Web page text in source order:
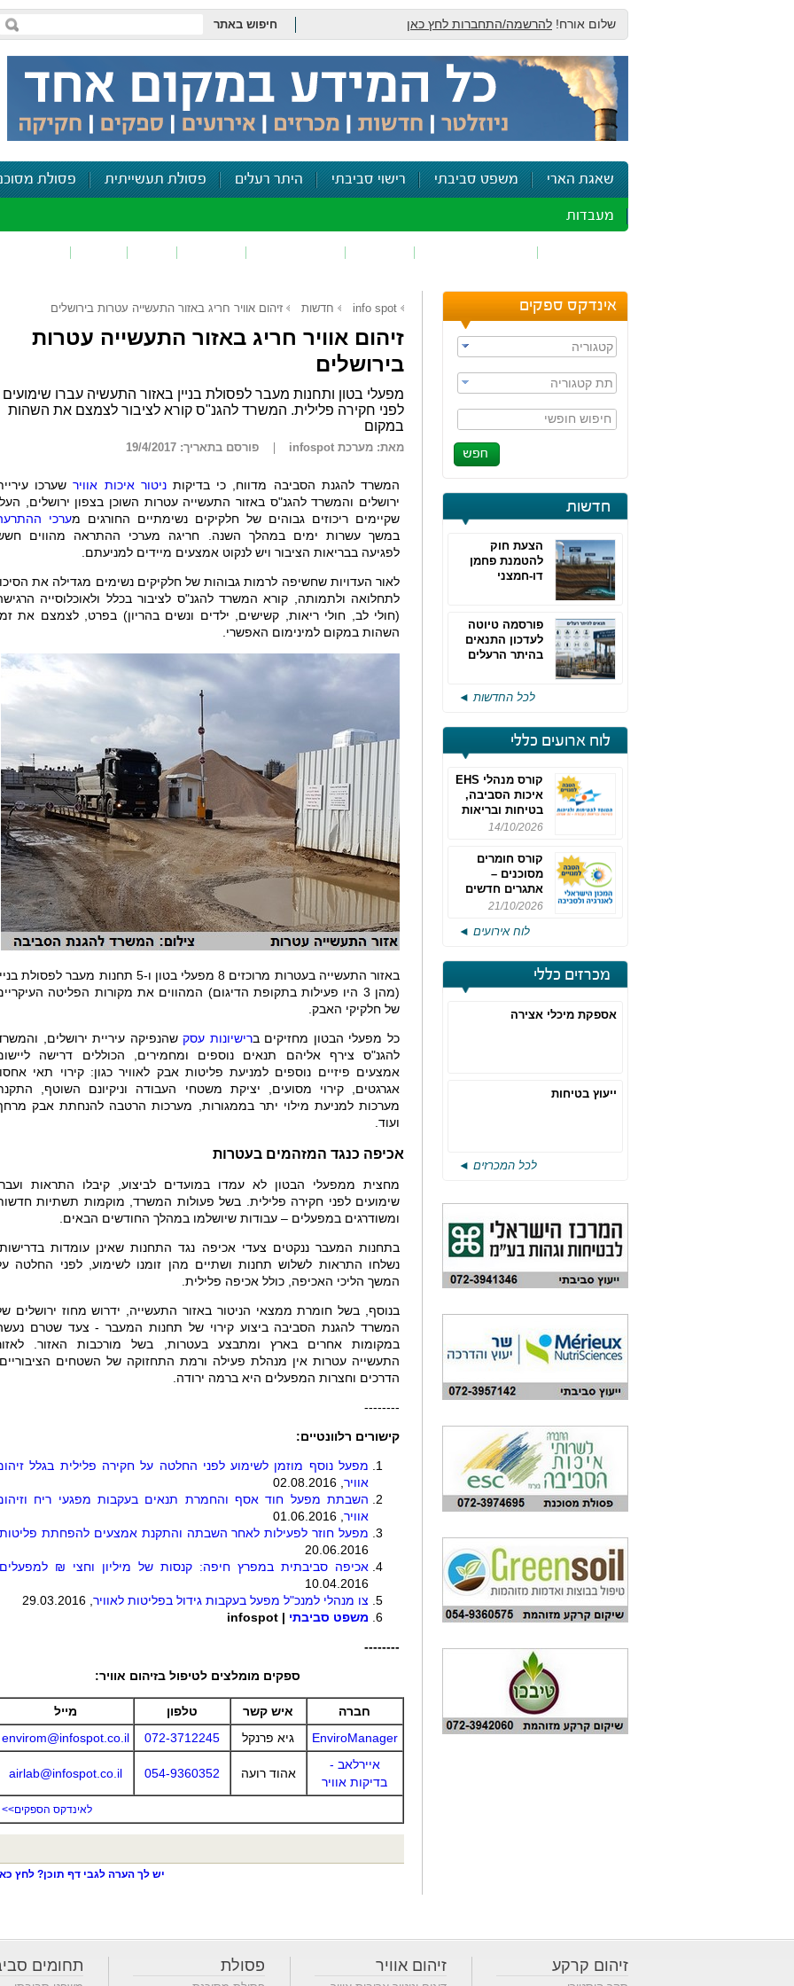
שלום אורח! להרשמה/התחברות לחץ כאן חיפוש באתר
שאגת הארי משפט סביבתי רישוי סביבתי היתר רעלים פסולת תעשייתית פסולת
מעבדות
אינדקס ספקים
קטגוריה
תת קטגוריה
חיפוש חופשי
חדשות
הצעת חוק
להטמנת פחמן
דו-חמצני
פורסמה טיוטה
לעדכון התנאים
בהיתר הרעלים
לכל החדשות ◄
לוח ארועים כללי
קורס מנהלי EHS
איכות הסביבה,
בטיחות ובריאות
תעסוקתית
14/10/2026
קורס חומרים
מסוכנים –
אתגרים חדשים
והערכות לחוק
מחזור 4
21/10/2026
לוח אירועים ◄
מכרזים כללי
אספקת מיכלי אצירה
ייעוץ בטיחות
לכל המכרזים ◄
info spot חדשות זיהום אוויר חריג באזור התעשייה עטרות בירושלים
זיהום אוויר חריג באזור התעשייה עטרות
בירושלים
מפעלי בטון ותחנות מעבר לפסולת בניין באזור התעשיה עברו שימועים
לפני חקירה פלילית. המשרד להגנ"ס קורא לציבור לצמצם את השהות
במקום
מאת: מערכת infospot פורסם בתאריך: 19/4/2017
המשרד להגנת הסביבה מדווח, כי בדיקותניטור איכות אווירשערכו
ירושלים והמשרד להגנ"ס באזור התעשייה עטרות השוכן בצפון ירושלים,
שקיימים ריכוזים גבוהים של חלקיקים נשימתיים החורגים מערכי
במשך עשרות ימים במהלך השנה. חריגה מערכי ההתראה מהווים
לפגיעה בבריאות הציבור ויש לנקוט אמצעים מיידים למניעתם.
לאור העדויות שחשיפה לרמות גבוהות של חלקיקים נשימים מגדילה את
לתחלואה ולתמותה, קורא המשרד להגנ"ס לציבור בכלל ולאוכלוסייה
(חולי לב, חולי ריאות, קשישים, ילדים ונשים בהריון) בפרט, לצמצם את
השהות במקום למינימום האפשרי.
באזור התעשייה בעטרות מרוכזים 8 מפעלי בטון ו-5 תחנות מעבר לפסולת
(מהן 3 היו פעילות בתקופת הדיגום) המהווים את מקורות הפליטה
של חלקיקי האבק.
כל מפעלי הבטון מחזיקים ברישיונות עסקשהנפיקה עיריית ירושלים,
להגנ"ס צירף אליהם תנאים נוספים ומחמירים, הכוללים דרישה
אמצעים פיזיים נוספים למניעת פליטות אבק לאוויר כגון: קירוי תאי
אגרגטים, קירוי מסועים, יציקת משטחי העבודה וניקיונם השוטף,
מערכות למניעת מילוי יתר בממגורות, מערכות הרטבה להנחתת אבק
ועוד.
אכיפה כנגד המזהמים בעטרות
מחצית ממפעלי הבטון לא עמדו במועדים לביצוע, קיבלו התראות
שימועים לפני חקירה פלילית. בשל פעולות המשרד, מוקמות תשתיות
ומשודרגים במפעלים – עבודות שיושלמו במהלך החודשים הבאים.
בתחנות המעבר ננקטים צעדי אכיפה נגד התחנות שאינן עומדות
נשלחו התראות לשלוש תחנות ושתיים מהן זומנו לשימוע, לפני החלטה
המשך הליכי האכיפה, כולל אכיפה פלילית.
בנוסף, בשל חומרת ממצאי הניטור באזור התעשייה, ידרוש מחוז ירושלים
המשרד להגנת הסביבה ביצוע קירוי של תחנות המעבר - צעד שטרם
במקומות אחרים בארץ ומתבצע בעטרות, בשל מורכבות האזור.
התעשייה עטרות אין מנהלת פעילה ורמת התחזוקה של השטחים
הדרכים וחצרות המפעלים היא ברמה ירודה.
--------
קישורים רלוונטיים:
מפעל נוסף מוזמן לשימוע לפני החלטה על חקירה פלילית בגלל
אוויר
השבתת מפעל חוד אסף והחמרת תנאים בעקבות מפגעי ריח
אוויר
מפעל חוזר לפעילות לאחר השבתה והתקנת אמצעים להפחתת פליטות
20.06.2016
אכיפה סביבתית במפרץ חיפה: קנסות של מיליון וחצי ₪ למפעלים
10.04.2016
צו מנהלי למנכ"ל מפעל בעקבות גידול בפליטות לאוויר
משפט סביבתי |
infospot
--------
ספקים מומלצים לטיפול בזיהום אוויר:
חברה איש קשר טלפון
מייל
EnviroManager
גיא פרנקל 072-3712245
envirom@infospot.co.il
איירלאב -
בדיקות אוויר
אהוד רועה 054-9360352
airlab@infospot.co.il
לאינדקס הספקים>>
יש לך הערה לגבי דף תוכן? לחץ
זיהום קרקע זיהום אוויר פסולת תחומים